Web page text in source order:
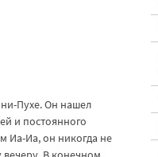
Пухе. Он нашел
и постоянного
Иа-Иа, он никогда не